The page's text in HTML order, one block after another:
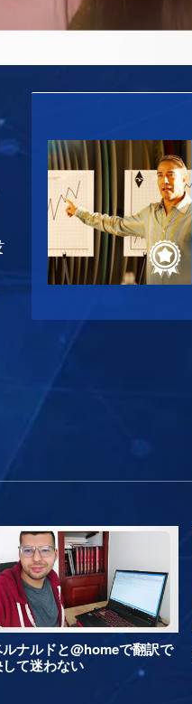
ナルドと@homeで翻訳で
て迷わない